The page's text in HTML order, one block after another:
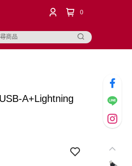
0
A+Lightning